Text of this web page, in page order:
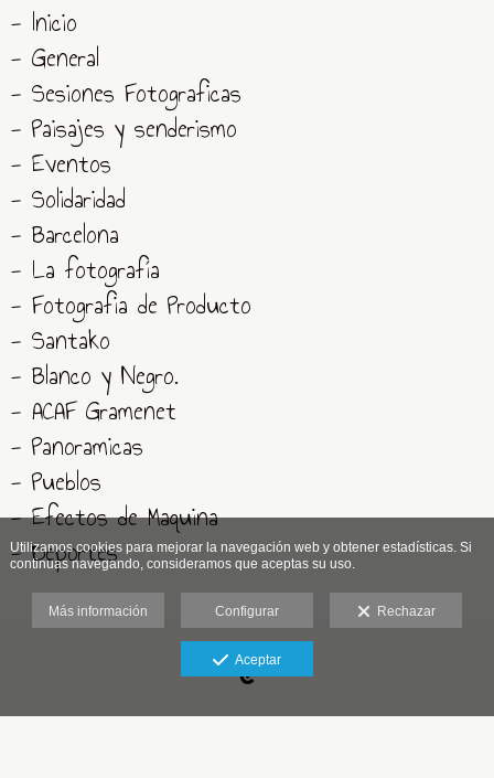
- Inicio
- General
- Sesiones Fotograficas
- Paisajes y senderismo
- Eventos
- Solidaridad
- Barcelona
- La fotografía
- Fotografia de Producto
- Santako
- Blanco y Negro.
- ACAF Gramenet
- Panoramicas
- Pueblos
- Efectos de Maquina
- Deportes
Utilizamos cookies para mejorar la navegación web y obtener estadísticas. Si
continuas navegando, consideramos que aceptas su uso.
Más información Configurar Rechazar
Aceptar